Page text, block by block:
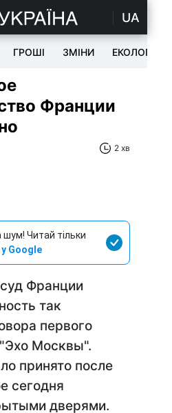
UA
ГРОШІ ЗМІНИ ЕКОЛОГІЯ
Франции
2 хв
Читай тільки
у Google
Франции
так
первого
Москвы".
принято после
сегодня
дверями.